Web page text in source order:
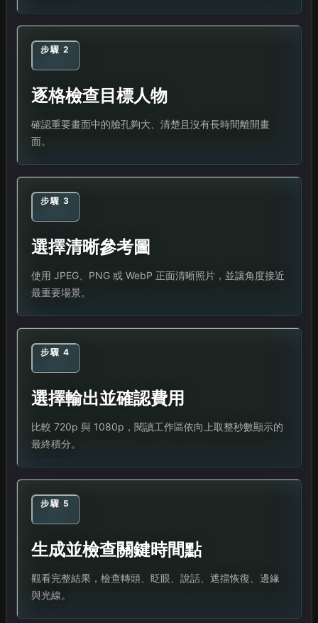
步驟 2
逐格檢查目標人物
確認重要畫面中的臉孔夠大、清楚且沒有長時間離開畫
面。
步驟 3
選擇清晰參考圖
使用 JPEG、PNG 或 WebP 正面清晰照片，並讓角度接近
最重要場景。
步驟 4
選擇輸出並確認費用
比較 720p 與 1080p，閱讀工作區依向上取整秒數顯示的
最終積分。
步驟 5
生成並檢查關鍵時間點
觀看完整結果，檢查轉頭、眨眼、說話、遮擋恢復、邊緣
與光線。